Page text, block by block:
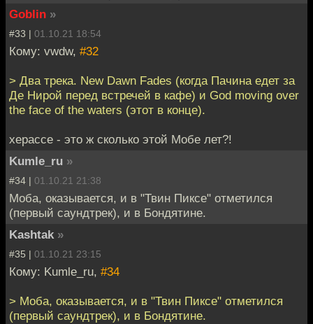
Goblin »
#33 | 01.10.21 18:54
Кому: vwdw, #32
> Два трека. New Dawn Fades (когда Пачина едет за
Де Нирой перед встречей в кафе) и God moving over
the face of the waters (этот в конце).
херассе - это ж сколько этой Мобе лет?!
Kumle_ru »
#34 | 01.10.21 21:38
Моба, оказывается, и в "Твин Пиксе" отметился
(первый саундтрек), и в Бондятине.
Kashtak »
#35 | 01.10.21 23:15
Кому: Kumle_ru, #34
> Моба, оказывается, и в "Твин Пиксе" отметился
(первый саундтрек), и в Бондятине.